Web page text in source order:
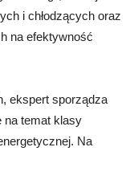
i chłodzących oraz
na efektywność
ekspert sporządza
na temat klasy
Na